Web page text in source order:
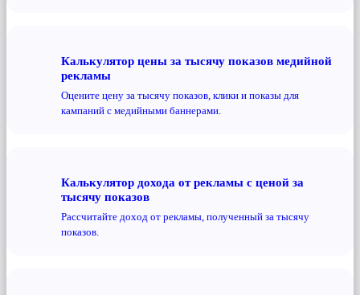
Калькулятор цены за тысячу показов медийной
рекламы
Оцените цену за тысячу показов, клики и показы для
кампаний с медийными баннерами.
Калькулятор дохода от рекламы с ценой за
тысячу показов
Рассчитайте доход от рекламы, полученный за тысячу
показов.